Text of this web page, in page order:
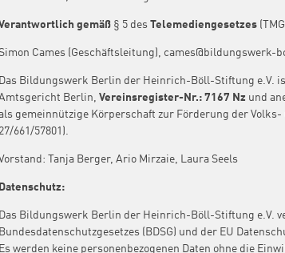
gemäß § 5 desTelemediengesetzes
Cames (Geschäftsleitung), cames@bildungswerk-
Das Bildungswerk Berlin der Heinrich-Böll-Stiftung e.V.
Berlin,Vereinsregister-Nr.: 7167 Nz und
gemeinnützige Körperschaft zur Förderung der
27/661/57801).
Tanja Berger, Ario Mirzaie, Laura Seels
Datenschutz:
Das Bildungswerk Berlin der Heinrich-Böll-Stiftung e.V.
Bundesdatenschutzgesetzes (BDSG) und der EU
Es werden keine personenbezogenen Daten ohne die